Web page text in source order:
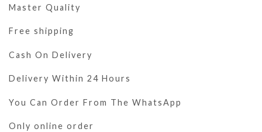
Master Quality
Free shipping
Cash On Delivery
Delivery Within 24 Hours
You Can Order From The WhatsApp
Only online order